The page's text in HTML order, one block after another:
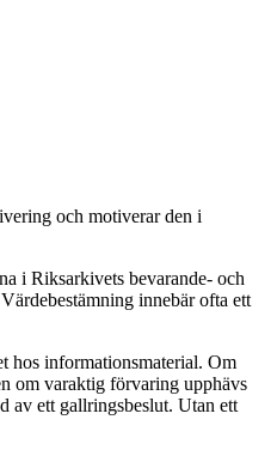
och motiverar den i
i Riksarkivets bevarande- och
innebär ofta ett
hos informationsmaterial. Om
om varaktig förvaring upphävs
av ett gallringsbeslut. Utan ett